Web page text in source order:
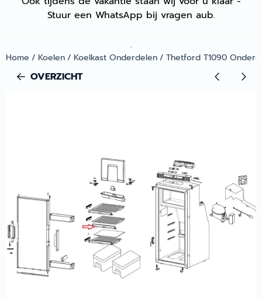
Stuur een WhatsApp bij vragen aub.
.
Home / Koelen/ Koelkast Onderdelen/ Thetford T1090
OVERZICHT